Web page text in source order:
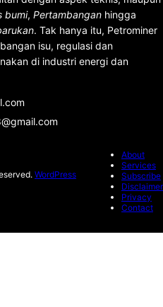
bumi, Pertambangan hingga
. Tak hanya itu, Petrominer
isu, regulasi dan
di industri energi dan
WordPress
About
Services
Subscribe
Disclaimer
Privacy
Contact